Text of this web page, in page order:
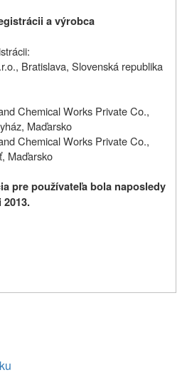
a výrobca
Bratislava, Slovenská republika
Chemical Works Private Co.,
Maďarsko
Chemical Works Private Co.,
Maďarsko
pre používateľa bola naposledy